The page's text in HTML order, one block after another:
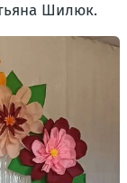
Шилюк.